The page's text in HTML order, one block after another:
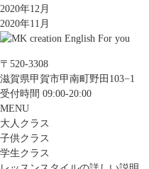
2020年12月
2020年11月
〒520-3308
滋賀県甲賀市甲南町野田103−1
受付時間 09:00-20:00
MENU
大人クラス
子供クラス
学生クラス